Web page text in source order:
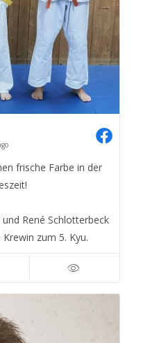
frische Farbe in der
René Schlotterbeck
zum 5. Kyu.